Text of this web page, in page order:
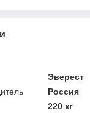
Эверест
Россия
220 кг